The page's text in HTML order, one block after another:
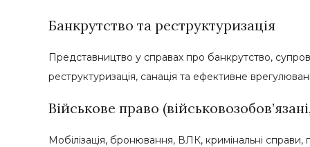
Банкрутство та реструктуризація
Представництво у справах про банкрутство,
реструктуризація, санація та ефективне
Військове право
Мобілізація, бронювання, ВЛК, кримінальні